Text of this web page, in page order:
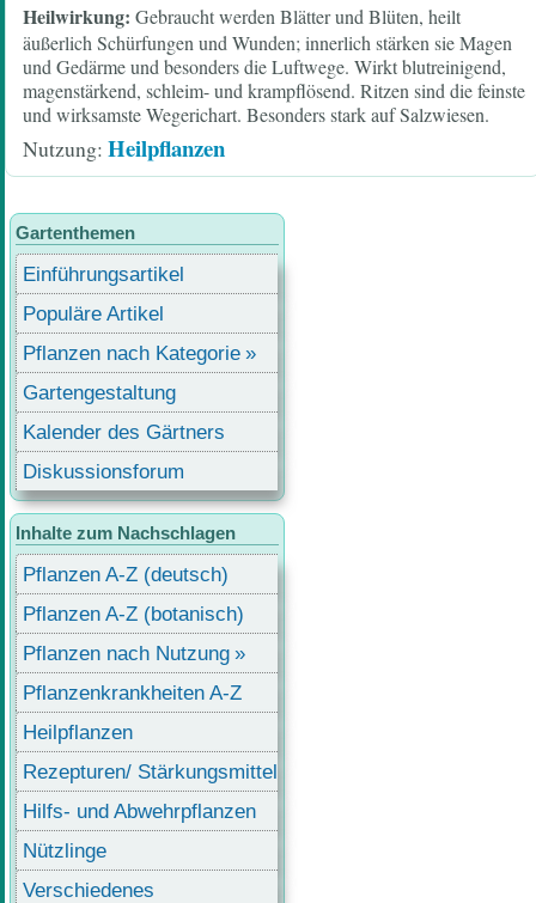
Heilwirkung: Gebraucht werden Blätter und Blüten, heilt
äußerlich Schürfungen und Wunden; innerlich stärken sie Magen
und Gedärme und besonders die Luftwege. Wirkt blutreinigend,
magenstärkend, schleim- und krampflösend. Ritzen sind die feinste
und wirksamste Wegerichart. Besonders stark auf Salzwiesen.
Nutzung Heilpflanzen
Gartenthemen
Einführungsartikel
Populäre Artikel
Pflanzen nach Kategorie
Gartengestaltung
Kalender des Gärtners
Diskussionsforum
Inhalte zum Nachschlagen
Pflanzen A-Z (deutsch)
Pflanzen A-Z (botanisch)
Pflanzen nach Nutzung
Pflanzenkrankheiten A-Z
Heilpflanzen
Rezepturen/ Stärkungsmittel
Hilfs- und Abwehrpflanzen
Nützlinge
Verschiedenes